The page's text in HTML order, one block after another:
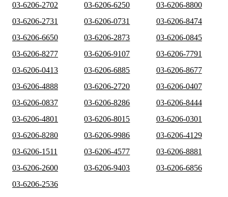
03-6206-2702
03-6206-6250
03-6206-8800
03-6206-2731
03-6206-0731
03-6206-8474
03-6206-6650
03-6206-2873
03-6206-0845
03-6206-8277
03-6206-9107
03-6206-7791
03-6206-0413
03-6206-6885
03-6206-8677
03-6206-4888
03-6206-2720
03-6206-0407
03-6206-0837
03-6206-8286
03-6206-8444
03-6206-4801
03-6206-8015
03-6206-0301
03-6206-8280
03-6206-9986
03-6206-4129
03-6206-1511
03-6206-4577
03-6206-8881
03-6206-2600
03-6206-9403
03-6206-6856
03-6206-2536